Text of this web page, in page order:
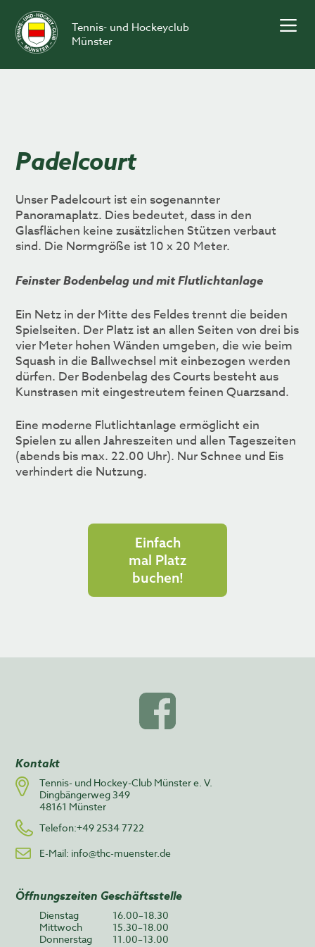
content
Tennis- und Hockeyclub
Münster
Padelcourt
Unser Padelcourt ist ein sogenannter
Panoramaplatz. Dies bedeutet, dass in den
Glasflächen keine zusätzlichen Stützen verbaut
sind. Die Normgröße ist 10 x 20 Meter.
Feinster Bodenbelag und mit Flutlichtanlage
Ein Netz in der Mitte des Feldes trennt die beiden
Spielseiten. Der Platz ist an allen Seiten von drei bis
vier Meter hohen Wänden umgeben, die wie beim
Squash in die Ballwechsel mit einbezogen werden
dürfen. Der Bodenbelag des Courts besteht aus
Kunstrasen mit eingestreutem feinen Quarzsand.
Eine moderne Flutlichtanlage ermöglicht ein
Spielen zu allen Jahreszeiten und allen Tageszeiten
(abends bis max. 22.00 Uhr). Nur Schnee und Eis
verhindert die Nutzung.
Einfach
mal Platz
buchen!
Kontakt
Tennis- und Hockey-Club Münster e. V.
Dingbängerweg 349
48161 Münster
Telefon:+49 2534 7722
E-Mail: info@thc-muenster.de
Öffnungszeiten Geschäftsstelle
Dienstag
16.00–18.30
Mittwoch
15.30–18.00
Donnerstag
11.00–13.00